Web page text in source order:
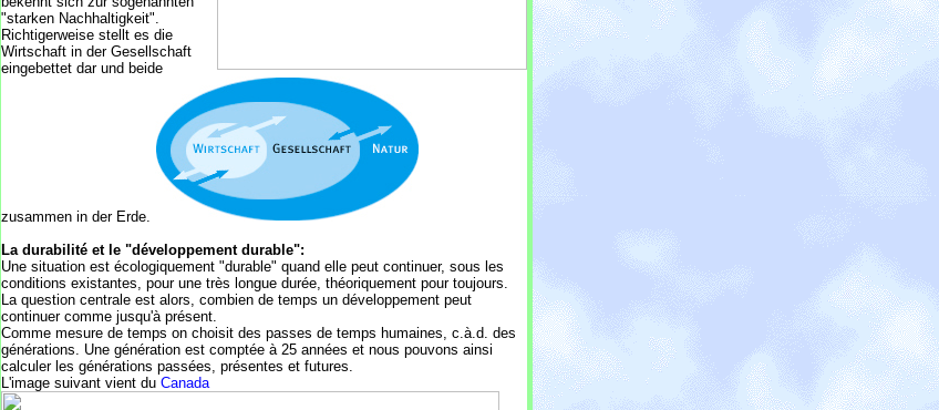
"starken Nachhaltigkeit".
Richtigerweise stellt es die
Wirtschaft in der Gesellschaft
eingebettet dar und beide
zusammen in der Erde.
La durabilité et le "développement durable":
Une situation est écologiquement "durable" quand elle peut continuer, sous les
conditions existantes, pour une très longue durée, théoriquement pour toujours.
La question centrale est alors, combien de temps un développement peut
continuer comme jusqu'à présent.
Comme mesure de temps on choisit des passes de temps humaines, c.à.d. des
générations. Une génération est comptée à 25 années et nous pouvons ainsi
calculer les générations passées, présentes et futures.
L'image suivant vient du Canada